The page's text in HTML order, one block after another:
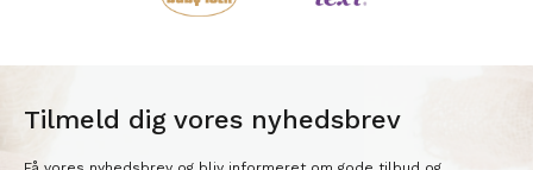
Tilmeld dig vores nyhedsbrev